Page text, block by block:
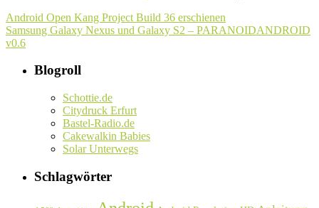
Android Open Kang Project Build 36 erschienen
Samsung Galaxy Nexus und Galaxy S2 – PARANOIDANDROID
v0.6
Blogroll
Schottie.de
Citydruck Erfurt
Bastel-Radio.de
Cakewalkin Babies
Solar Unterwegs
Schlagwörter